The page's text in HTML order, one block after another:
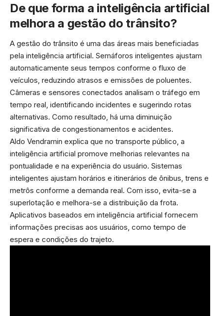
De que forma a inteligência artificial
melhora a gestão do trânsito?
A gestão do trânsito é uma das áreas mais beneficiadas
pela inteligência artificial. Semáforos inteligentes ajustam
automaticamente seus tempos conforme o fluxo de
veículos, reduzindo atrasos e emissões de poluentes.
Câmeras e sensores conectados analisam o tráfego em
tempo real, identificando incidentes e sugerindo rotas
alternativas. Como resultado, há uma diminuição
significativa de congestionamentos e acidentes.
Aldo Vendramin explica que no transporte público, a
inteligência artificial promove melhorias relevantes na
pontualidade e na experiência do usuário. Sistemas
inteligentes ajustam horários e itinerários de ônibus, trens e
metrôs conforme a demanda real. Com isso, evita-se a
superlotação e melhora-se a distribuição da frota.
Aplicativos baseados em inteligência artificial fornecem
informações precisas aos usuários, como tempo de
espera e condições do trajeto.